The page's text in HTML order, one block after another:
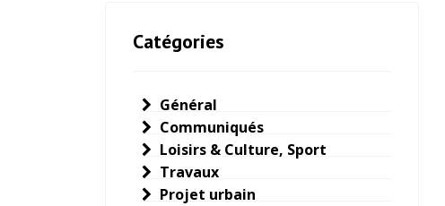
Catégories
Général
Communiqués
Loisirs & Culture, Sport
Travaux
Projet urbain